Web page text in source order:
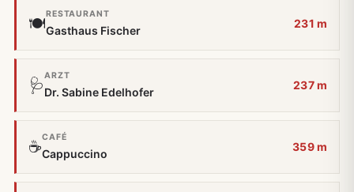
🍽️
RESTAURANT
Gasthaus Fischer
231 m
🩺
ARZT
Dr. Sabine Edelhofer
237 m
☕
CAFÉ
Cappuccino
359 m